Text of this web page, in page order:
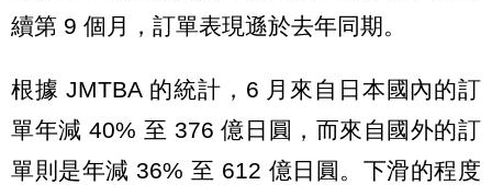
續第 9 個月，訂單表現遜於去年同期。
根據 JMTBA 的統計，6 月來自日本國內的訂
單年減 40% 至 376 億日圓，而來自國外的訂
單則是年減 36% 至 612 億日圓。下滑的程度